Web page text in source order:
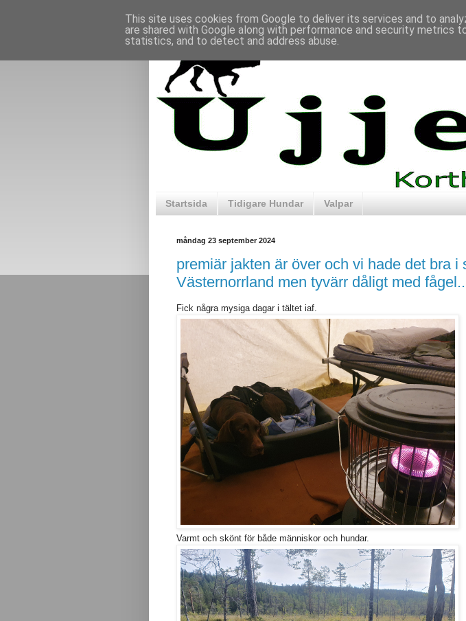
Startsida Tidigare Hundar Valpar
måndag 23 september 2024
premiär jakten är över och vi hade det bra i
Västernorrland men tyvärr dåligt med
Fick några mysiga dagar i tältet iaf.
Varmt och skönt för både människor och hundar.
This site uses cookies from Google to deliver its services and to
are shared with Google along with performance and security metrics
statistics, and to detect and address abuse.